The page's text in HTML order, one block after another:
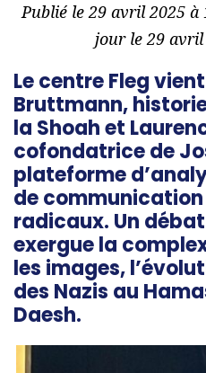
Publié le 29 avril 2025 à
jour le 29 avril
Le centre Fleg
Bruttmann,
la Shoah et
cofondatrice de
plateforme
de
radicaux. Un
exergue la
les images,
des Nazis au
Daesh.